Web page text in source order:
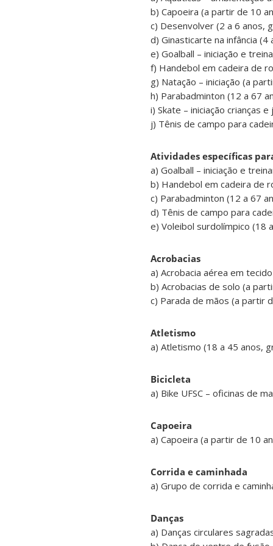
b) Capoeira (a partir de 10
c) Desenvolver (2 a 6 anos,
d) Ginasticarte na infância
e) Goalball – iniciação e
f) Handebol em cadeira de
g) Natação – iniciação (a
h) Parabadminton (12 a 67
i) Skate – iniciação crianças
j) Tênis de campo para
Atividades específicas
a) Goalball – iniciação e
b) Handebol em cadeira de
c) Parabadminton (12 a 67
d) Tênis de campo para
e) Voleibol surdolímpico (18
Acrobacias
a) Acrobacia aérea em
b) Acrobacias de solo (a
c) Parada de mãos (a partir
Atletismo
a) Atletismo (18 a 45 anos,
Bicicleta
a) Bike UFSC – oficinas de
Capoeira
a) Capoeira (a partir de 10
Corrida e caminhada
a) Grupo de corrida e
Danças
a) Danças circulares